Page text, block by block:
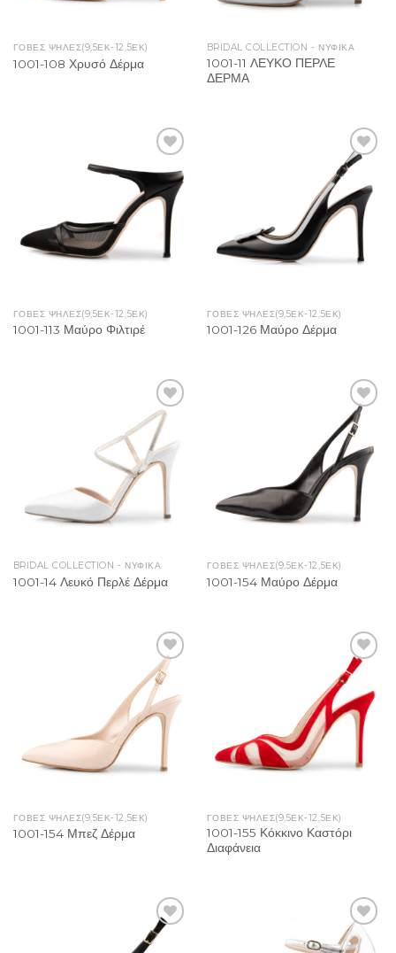
ΓΟΒΕΣ ΨΗΛΕΣ(9,5ΕΚ-12,5ΕΚ)
1001-108 Χρυσό Δέρμα
BRIDAL COLLECTION - ΝΥΦΙΚΑ
1001-11 ΛΕΥΚΟ ΠΕΡΛΕ
ΔΕΡΜΑ
Wishlist
ΓΟΒΕΣ ΨΗΛΕΣ(9,5ΕΚ-12,5ΕΚ)
1001-113 Μαύρο Φιλτιρέ
Add to
Wishlist
ΓΟΒΕΣ ΨΗΛΕΣ(9,5ΕΚ-12,5ΕΚ)
1001-126 Μαύρο Δέρμα
Add to
Wishlist
BRIDAL COLLECTION - ΝΥΦΙΚΑ
1001-14 Λευκό Περλέ Δέρμα
Add to
Wishlist
ΓΟΒΕΣ ΨΗΛΕΣ(9,5ΕΚ-12,5ΕΚ)
1001-154 Μαύρο Δέρμα
Add to
Wishlist
ΓΟΒΕΣ ΨΗΛΕΣ(9,5ΕΚ-12,5ΕΚ)
1001-154 Μπεζ Δέρμα
Add to
Wishlist
ΓΟΒΕΣ ΨΗΛΕΣ(9,5ΕΚ-12,5ΕΚ)
1001-155 Κόκκινο Καστόρι
Διαφάνεια
Add to
Wishlist
Add to
Wishlist